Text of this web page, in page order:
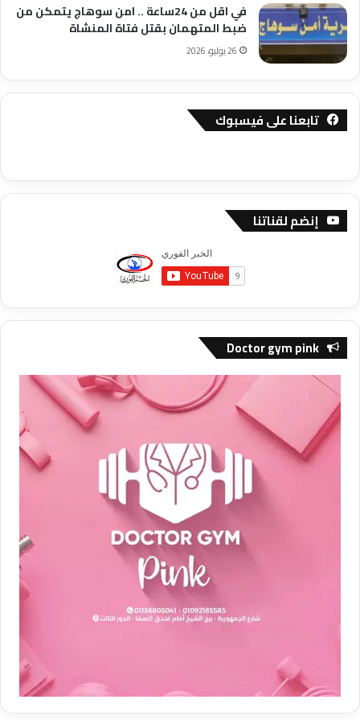
في اقل من 24ساعة .. امن سوهاج يتمكن من
ضبط المتهمان بقتل فتاة المنشاة
26 يوليو، 2026
تابعنا على فيسبوك
إنضم لقناتنا
Doctor gym pink